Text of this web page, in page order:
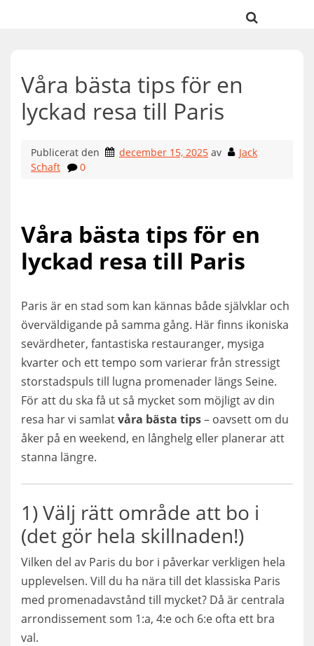
Våra bästa tips för en
lyckad resa till Paris
Publicerat den december 15, 2025 av
Jack
Schaft
0
Våra bästa tips för en
lyckad resa till Paris
Paris är en stad som kan kännas både självklar och
överväldigande på samma gång. Här finns ikoniska
sevärdheter, fantastiska restauranger, mysiga
kvarter och ett tempo som varierar från stressigt
storstadspuls till lugna promenader längs Seine.
För att du ska få ut så mycket som möjligt av din
resa har vi samlatvåra bästa tips– oavsett om du
åker på en weekend, en långhelg eller planerar att
stanna längre.
1) Välj rätt område att bo i
(det gör hela skillnaden!)
Vilken del av Paris du bor i påverkar verkligen hela
upplevelsen. Vill du ha nära till det klassiska Paris
med promenadavstånd till mycket? Då är centrala
arrondissement som 1:a, 4:e och 6:e ofta ett bra
val.